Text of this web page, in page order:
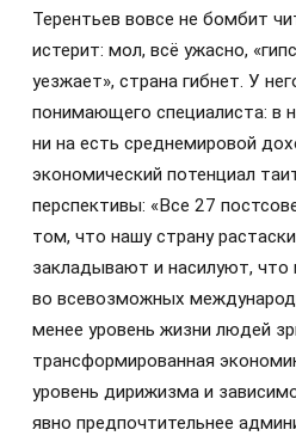
Терентьев вовсе не бомбит
истерит: мол, всё ужасно,
уезжает», страна гибнет. У
понимающего специалиста: в
ни на есть среднемировой
экономический потенциал
перспективы: «Все 27
том, что нашу страну
закладывают и насилуют,
во всевозможных
менее уровень жизни людей
трансформированная
уровень дирижизма и
явно предпочтительнее